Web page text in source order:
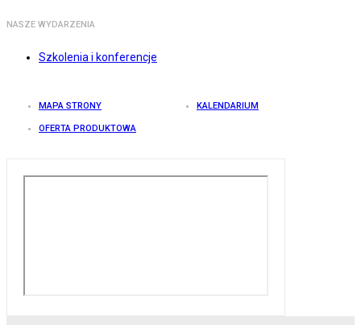
NASZE WYDARZENIA
Szkolenia i konferencje
MAPA STRONY KALENDARIUM
OFERTA PRODUKTOWA